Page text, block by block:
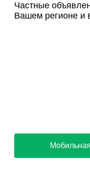
Частные
Вашем регионе и